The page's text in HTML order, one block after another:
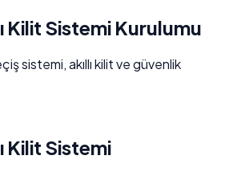
Kilit Sistemi Kurulumu
sistemi, akıllı kilit ve güvenlik
Kilit Sistemi